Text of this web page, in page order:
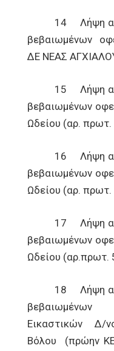
14 Λήψη
βεβαιωμένων
ΔΕ ΝΕΑΣ
15 Λήψη
βεβαιωμένων
Ωδείου (αρ.
16 Λήψη
βεβαιωμένων
Ωδείου (αρ.
17 Λήψη
βεβαιωμένων
Ωδείου (αρ.πρωτ.
18 Λήψη
Εικαστικών Δ/
Βόλου (πρώην